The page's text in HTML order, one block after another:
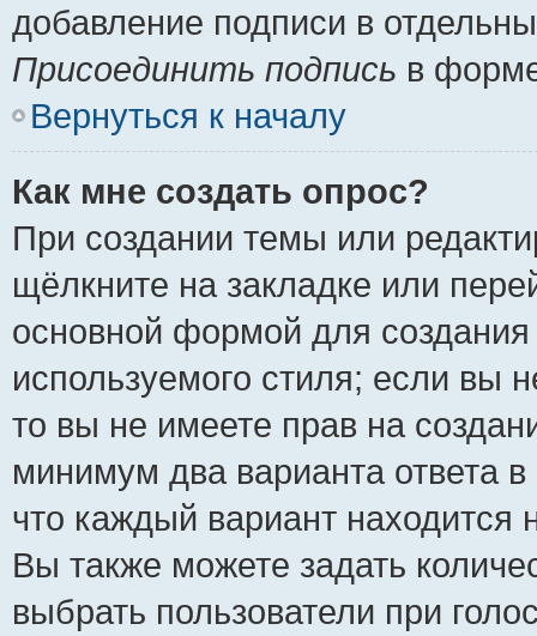
добавление подписи в
Присоединить подпись в
Вернуться к началу
Как мне создать опрос?
При создании темы или
щёлкните на закладке или
основной формой для
используемого стиля; если вы
то вы не имеете прав на
минимум два варианта ответа
что каждый вариант находится
Вы также можете задать
выбрать пользователи при